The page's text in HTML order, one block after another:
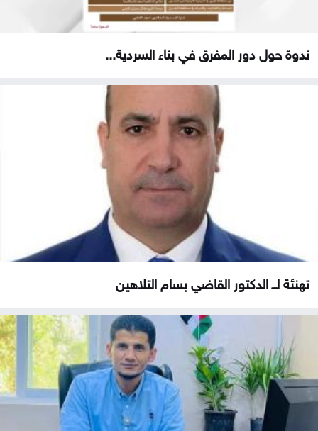
ندوة حول دور المفرق في بناء السردية...
تهنئة لــ الدكتور القاضي بسام التلاهين